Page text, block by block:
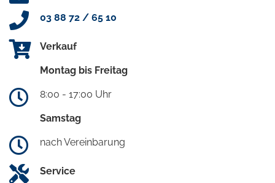
03 88 72 / 65 10
Verkauf
Montag bis Freitag
8:00 - 17:00 Uhr
Samstag
nach Vereinbarung
Service